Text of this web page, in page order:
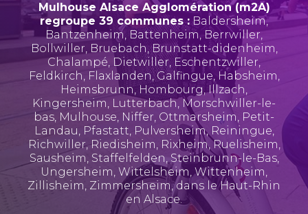
Mulhouse Alsace Agglomération (m2A)
regroupe 39 communes : Baldersheim,
Bantzenheim, Battenheim, Berrwiller,
Bollwiller, Bruebach,Brunstatt-didenheim,
Chalampé, Dietwiller, Eschentzwiller,
Feldkirch, Flaxlanden,Galfingue, Habsheim,
Heimsbrunn, Hombourg,Illzach,
Kingersheim, Lutterbach, Morschwiller-le-
bas, Mulhouse, Niffer, Ottmarsheim, Petit-
Landau, Pfastatt, Pulversheim, Reiningue,
Richwiller, Riedisheim, Rixheim,Ruelisheim,
Sausheim, Staffelfelden, Steinbrunn-le-Bas,
Ungersheim, Wittelsheim,Wittenheim,
Zillisheim, Zimmersheim, dans le Haut-Rhin
en Alsace.